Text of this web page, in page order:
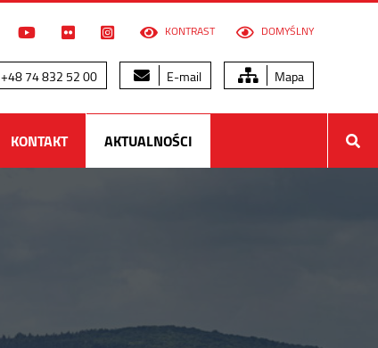
KONTRAST DOMYŚLNY
+48 74 832 52 00 E-mail Mapa
KONTAKT AKTUALNOŚCI